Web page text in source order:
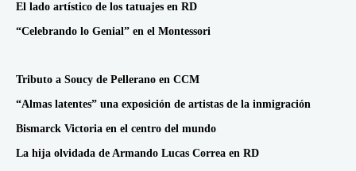
El lado artístico de los tatuajes en RD
“Celebrando lo Genial” en el Montessori
Tributo a Soucy de Pellerano en CCM
“Almas latentes” una exposición de artistas de la inmigración
Bismarck Victoria en el centro del mundo
La hija olvidada de Armando Lucas Correa en RD